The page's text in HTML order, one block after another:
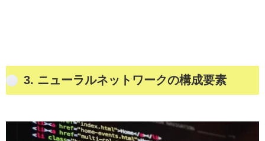
3. ニューラルネットワークの構成要素